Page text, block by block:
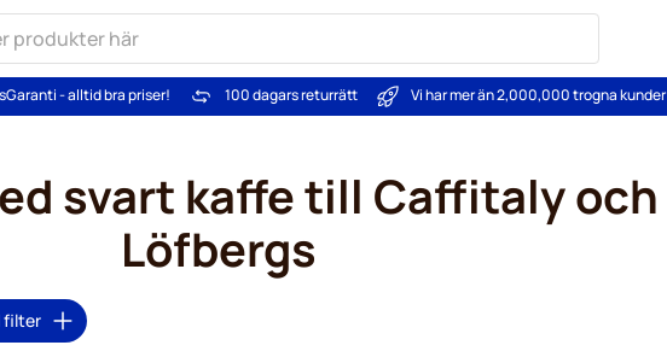
- alltid bra priser! 100 dagars returrätt Vi har mer än 2,000,000 trogna kunder
svart kaffe till Caffitaly och
Löfbergs
filter